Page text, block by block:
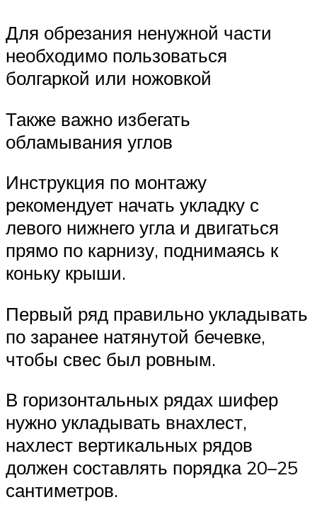
Для обрезания ненужной части
необходимо пользоваться
болгаркой или ножовкой
Также важно избегать
обламывания углов
Инструкция по монтажу
рекомендует начать укладку с
левого нижнего угла и двигаться
прямо по карнизу, поднимаясь к
коньку крыши.
Первый ряд правильно укладывать
по заранее натянутой бечевке,
чтобы свес был ровным.
В горизонтальных рядах шифер
нужно укладывать внахлест,
нахлест вертикальных рядов
должен составлять порядка 20–25
сантиметров.